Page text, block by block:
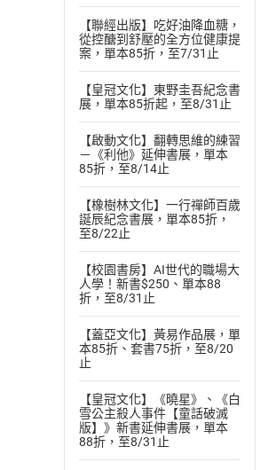
【聯經出版】吃好油降血糖，
從控醣到舒壓的全方位健康提
案，單本85折，至7/31止
【皇冠文化】東野圭吾紀念書
展，單本85折起，至8/31止
【啟動文化】翻轉思維的練習
－《利他》延伸書展，單本
85折，至8/14止
【橡樹林文化】一行禪師百歲
誕辰紀念書展，單本85折，
至8/22止
【校園書房】AI世代的職場大
人學！新書$250、單本88
折，至8/31止
【蓋亞文化】黃易作品展，單
本85折、套書75折，至8/20
止
【皇冠文化】《曉星》、《白
雪公主殺人事件【童話破滅
版】》新書延伸書展，單本
88折，至8/31止